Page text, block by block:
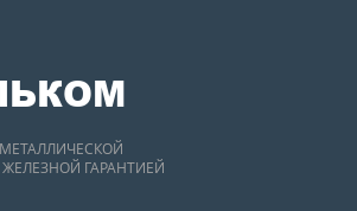
ГАРАНТИЕЙ